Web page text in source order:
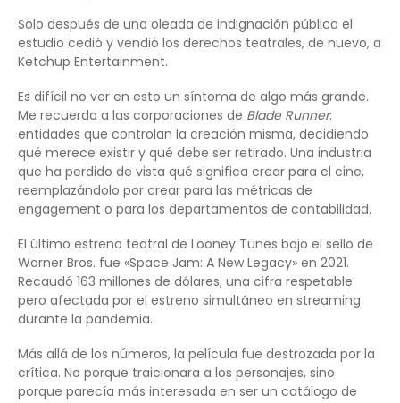
Solo después de una oleada de indignación pública el
estudio cedió y vendió los derechos teatrales, de nuevo, a
Ketchup Entertainment.
Es difícil no ver en esto un síntoma de algo más grande.
Me recuerda a las corporaciones de Blade Runner:
entidades que controlan la creación misma, decidiendo
qué merece existir y qué debe ser retirado. Una industria
que ha perdido de vista qué significa crear para el cine,
reemplazándolo por crear para las métricas de
engagement o para los departamentos de contabilidad.
El último estreno teatral de Looney Tunes bajo el sello de
Warner Bros. fue «Space Jam: A New Legacy» en 2021.
Recaudó 163 millones de dólares, una cifra respetable
pero afectada por el estreno simultáneo en streaming
durante la pandemia.
Más allá de los números, la película fue destrozada por la
crítica. No porque traicionara a los personajes, sino
porque parecía más interesada en ser un catálogo de